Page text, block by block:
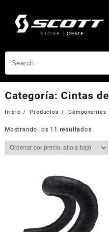
contenido
Categoría: Cintas
Inicio Productos Componentes
Mostrando los 11 resultados